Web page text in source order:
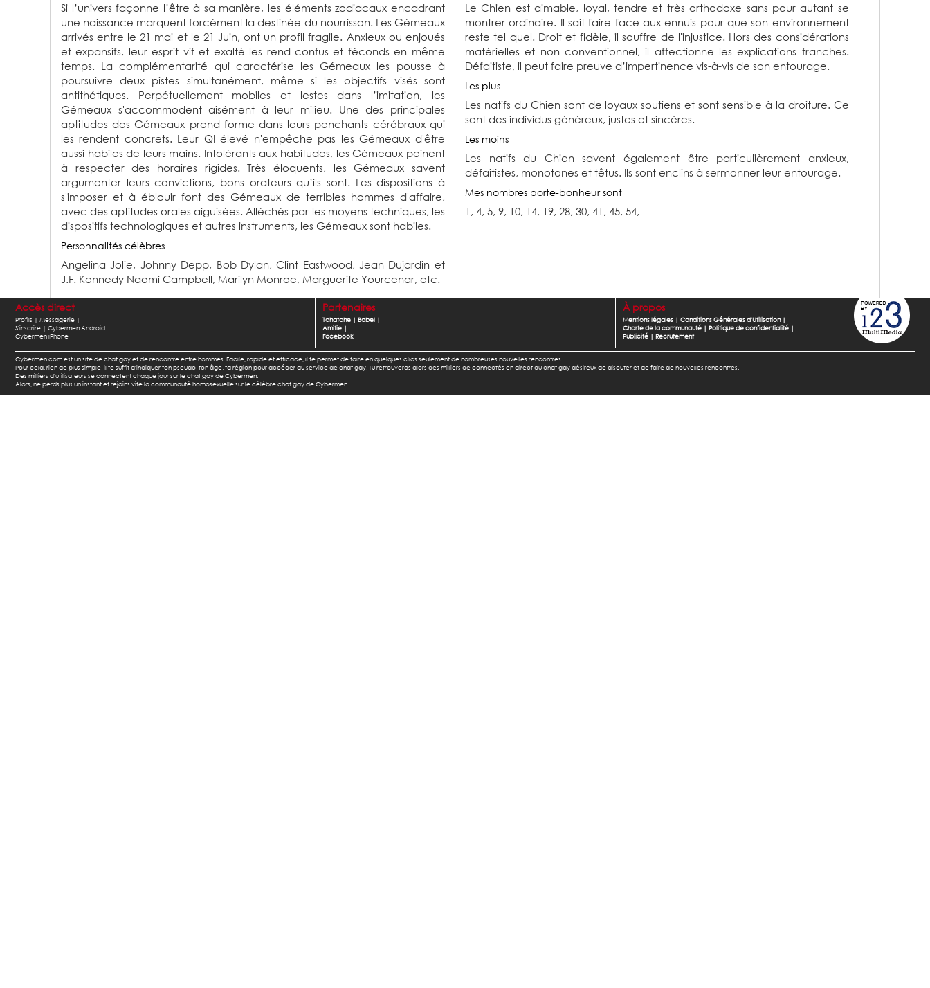
Si l’univers façonne l’être à sa manière, les éléments zodiacaux encadrant
une naissance marquent forcément la destinée du nourrisson. Les Gémeaux
arrivés entre le 21 mai et le 21 Juin, ont un profil fragile. Anxieux ou enjoués
et expansifs, leur esprit vif et exalté les rend confus et féconds en même
temps. La complémentarité qui caractérise les Gémeaux les pousse à
poursuivre deux pistes simultanément, même si les objectifs visés sont
antithétiques. Perpétuellement mobiles et lestes dans l’imitation, les
Gémeaux s'accommodent aisément à leur milieu. Une des principales
aptitudes des Gémeaux prend forme dans leurs penchants cérébraux qui
les rendent concrets. Leur QI élevé n'empêche pas les Gémeaux d'être
aussi habiles de leurs mains. Intolérants aux habitudes, les Gémeaux peinent
à respecter des horaires rigides. Très éloquents, les Gémeaux savent
argumenter leurs convictions, bons orateurs qu’ils sont. Les dispositions à
s'imposer et à éblouir font des Gémeaux de terribles hommes d'affaire,
avec des aptitudes orales aiguisées. Alléchés par les moyens techniques, les
dispositifs technologiques et autres instruments, les Gémeaux sont habiles.
Personnalités célèbres
Angelina Jolie, Johnny Depp, Bob Dylan,Clint Eastwood,Jean Dujardin et
J.F. Kennedy Naomi Campbell, Marilyn Monroe, Marguerite Yourcenar, etc.
Le Chien est aimable, loyal, tendre et très orthodoxe sans pour autant se
montrer ordinaire. Il sait faire face aux ennuis pour que son environnement
reste tel quel. Droit et fidèle, il souffre de l'injustice. Hors des considérations
matérielles et non conventionnel, il affectionne les explications franches.
Défaitiste, il peut faire preuve d’impertinence vis-à-vis de son entourage.
Les plus
Les natifs du Chien sont de loyaux soutiens et sont sensible à la droiture. Ce
sont des individus généreux, justes et sincères.
Les moins
Les natifs du Chien savent également être particulièrement anxieux,
défaitistes, monotones et têtus. Ils sont enclins à sermonner leur entourage.
Mes nombres porte-bonheur sont
1, 4, 5, 9, 10, 14, 19, 28, 30, 41, 45, 54,
Accès direct
Profils | Messagerie |
S'inscrire | Cybermen Android
Cybermen iPhone
Partenaires
Tchatche | Babel |
Amitie |
Facebook
À propos
Mentions légales| Conditions Générales d'Utilisation|
Charte de la communauté| Politique de confidentialité|
Publicité| Recrutement
Cybermen.com est un site de chat gay et de rencontre entre hommes. Facile, rapide et efficace, il te permet de faire en quelques clics seulement de nombreuses nouvelles rencontres.
Pour cela, rien de plus simple, il te suffit d'indiquer ton pseudo, ton âge, ta région pour accéder au service de chat gay. Tu retrouveras alors des milliers de connectés en direct au chat gay désireux de discuter et de faire de nouvelles rencontres.
Des milliers d'utilisateurs se connectent chaque jour sur le chat gay de Cybermen.
Alors, ne perds plus un instant et rejoins vite la communauté homosexuelle sur le célèbre chat gay de Cybermen.